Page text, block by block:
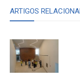
ARTIGOS